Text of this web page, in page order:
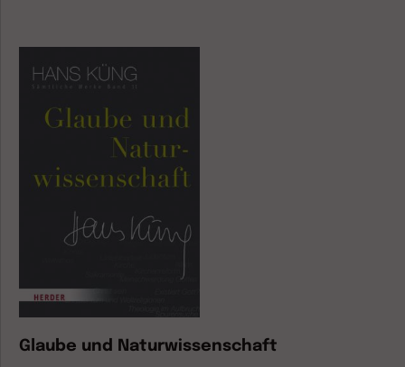
Glaube und Naturwissenschaft